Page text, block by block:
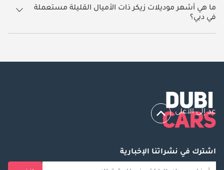
001.
ما هي أشهر موديلات زيكر ذات الأميال القليلة مستعملة
في دبي؟
أشهر سيارات زيكر ذات الأميال القليلة المتوفرة للبيع في دبي هي زيكر 9X, زيكر
عد إلى الأعلى
اشترك في نشراتنا الإخبارية